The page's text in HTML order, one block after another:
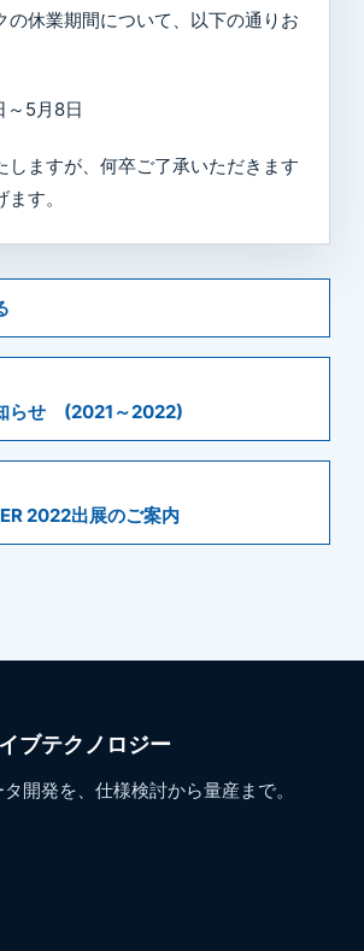
の休業期間について、以下の通りお
～5月8日
しますが、何卒ご了承いただきます
す。
らせ (2021～2022)
2022出展のご案内
ブテクノロジー
開発を、仕様検討から量産まで。